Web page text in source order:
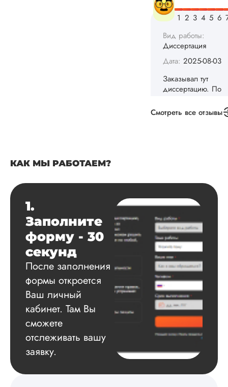
Заказывал тут
диссертацию. По
срокам и
конечно, для меня
внушительно, но
выхода не
самостоятельно.
Понравилось то,
держал меня в
Данила
Вид работы:
Диссертация
Дата:2025-03-15
Автору огромное
спасибо за
сам подобрал
оформил и провел
подробное
экспериментов,
которые сам же и
провел. Спасибо
Смотреть все отзывы
КАК МЫ РАБОТАЕМ?
1.
Заполните
форму - 30
секунд
После заполнения
формы откроется
Ваш личный
кабинет. Там Вы
сможете
отслеживать вашу
заявку.